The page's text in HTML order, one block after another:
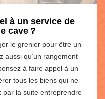
à un service de
cave ?
le grenier pour être un
aussi qu’un rangement
à faire appel à un
tous les biens qui ne
par la suite entreprendre